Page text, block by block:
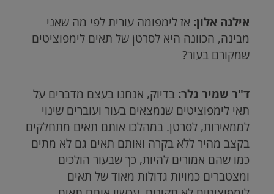
אילנה אלון: אז לימפומה עורית לפי מה שאני
מבינה, הכוונה היא לסרטן של תאים לימפוציטים
שמקורם בעור?
ד"ר שמיר גלר: בדיוק, אנחנו בעצם מדברים על
תאי לימפוציטים שנמצאים בעור ועוברים שינוי
לממאירות, לסרטן. במהלכו אותם תאים מתחלקים
בקצב מהיר ללא בקרה ואותם תאים גם לא מתים
כמו שהם אמורים להיות, כך שבעור הולכים
ומצטברים כמויות גדולות מאוד של תאים